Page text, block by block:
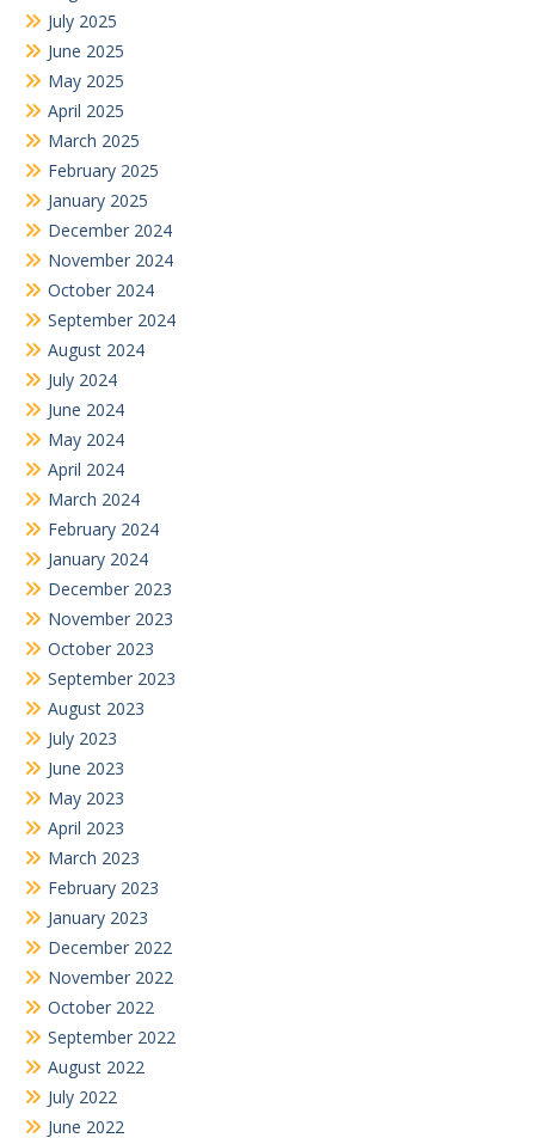
July 2025
June 2025
May 2025
April 2025
March 2025
February 2025
January 2025
December 2024
November 2024
October 2024
September 2024
August 2024
July 2024
June 2024
May 2024
April 2024
March 2024
February 2024
January 2024
December 2023
November 2023
October 2023
September 2023
August 2023
July 2023
June 2023
May 2023
April 2023
March 2023
February 2023
January 2023
December 2022
November 2022
October 2022
September 2022
August 2022
July 2022
June 2022